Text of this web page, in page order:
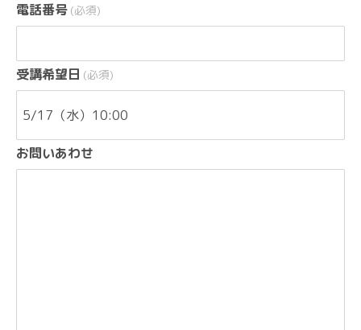
電話番号 (必須)
受講希望日 (必須)
お問いあわせ